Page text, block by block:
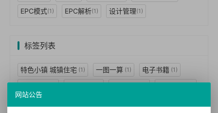
EPC模式(1) EPC解析(1) 设计管理(1)
标签列表
特色小镇 城镇住宅 (1) 一图一算 (1) 电子书籍 (1)
网站公告